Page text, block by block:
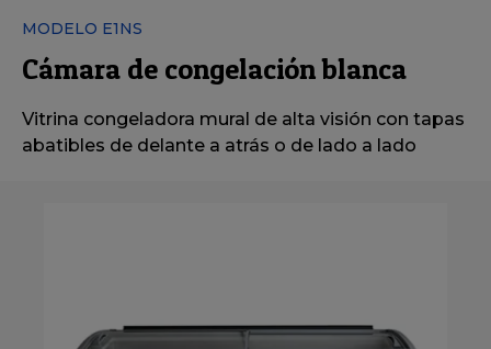
MODELO E1NS
Cámara de congelación blanca
Vitrina congeladora mural de alta visión con tapas
abatibles de delante a atrás o de lado a lado